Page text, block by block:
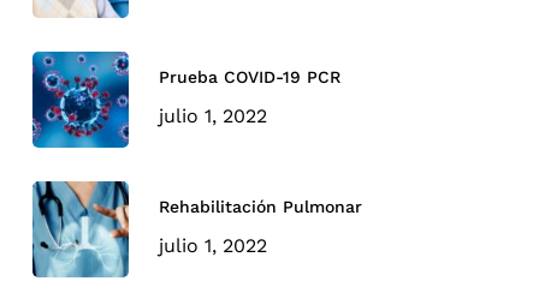
Prueba COVID-19 PCR
julio 1, 2022
Rehabilitación Pulmonar
julio 1, 2022